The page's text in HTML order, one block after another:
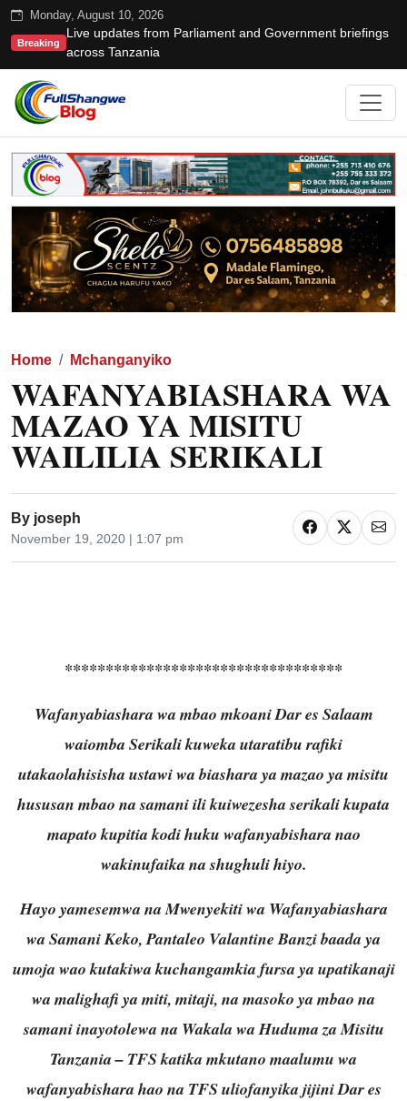
Monday, August 10, 2026
Breaking
Live updates from Parliament and Government briefings
across Tanzania
Home Mchanganyiko
WAFANYABIASHARA WA
MAZAO YA MISITU
WAILILIA SERIKALI
By joseph
November 19, 2020 | 1:07 pm
**********************************
Wafanyabiashara wa mbao mkoani Dar es Salaam
waiomba Serikali kuweka utaratibu rafiki
utakaolahisisha ustawi wa biashara ya mazao ya misitu
hususan mbao na samani ili kuiwezesha serikali kupata
mapato kupitia kodi huku wafanyabishara nao
wakinufaika na shughuli hiyo.
Hayo yamesemwa na Mwenyekiti wa Wafanyabiashara
wa Samani Keko, Pantaleo Valantine Banzi baada ya
umoja wao kutakiwa kuchangamkia fursa ya upatikanaji
wa malighafi ya miti, mitaji, na masoko ya mbao na
samani inayotolewa na Wakala wa Huduma za Misitu
Tanzania – TFS katika mkutano maalumu wa
wafanyabishara hao na TFS uliofanyika jijini Dar es